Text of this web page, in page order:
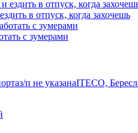
в отпуск, когда захочешь
с зумерами
з/п не указанаITECO,